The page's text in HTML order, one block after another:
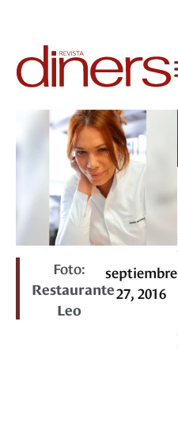
Foto:
Restaurante
Leo
septiembre
27, 2016